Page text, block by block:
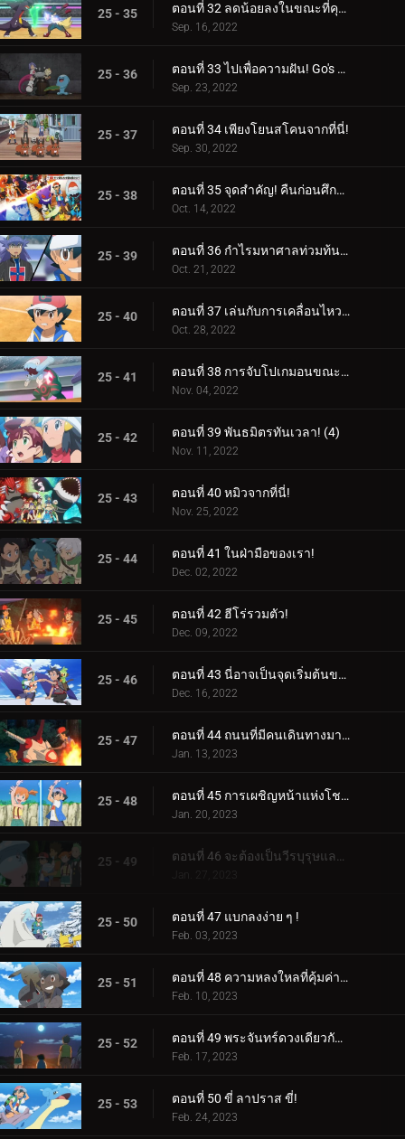
25 - 35 ตอนที่ 32 ลดน้อยลงในขณะที่คุณทำงาน! (4)
Sep. 16, 2022
25 - 36 ตอนที่ 33 ไปเพื่อความฝัน! Go's Road to Mew!!
Sep. 23, 2022
25 - 37 ตอนที่ 34 เพียงโยนสโคนจากที่นี่!
Sep. 30, 2022
25 - 38 ตอนที่ 35 จุดสำคัญ! คืนก่อนศึกตัดสิน! ซาโตชิ ปะทะ ดันเด้!!
Oct. 14, 2022
25 - 39 ตอนที่ 36 กำไรมหาศาลท่วมท้น! (1)
Oct. 21, 2022
25 - 40 ตอนที่ 37 เล่นกับการเคลื่อนไหวของคุณ! (2)
Oct. 28, 2022
25 - 41 ตอนที่ 38 การจับโปเกมอนขณะปัดป้อง! (3)
Nov. 04, 2022
25 - 42 ตอนที่ 39 พันธมิตรทันเวลา! (4)
Nov. 11, 2022
25 - 43 ตอนที่ 40 หมิวจากที่นี่!
Nov. 25, 2022
25 - 44 ตอนที่ 41 ในฝ่ามือของเรา!
Dec. 02, 2022
25 - 45 ตอนที่ 42 ฮีโร่รวมตัว!
Dec. 09, 2022
25 - 46 ตอนที่ 43 นี่อาจเป็นจุดเริ่มต้นของสิ่งที่ยิ่งใหญ่!
Dec. 16, 2022
25 - 47 ตอนที่ 44 ถนนที่มีคนเดินทางมากที่สุด!
Jan. 13, 2023
25 - 48 ตอนที่ 45 การเผชิญหน้าแห่งโชคชะตา!
Jan. 20, 2023
25 - 49
Jan. 27, 2023
25 - 50 ตอนที่ 47 แบกลงง่าย ๆ !
Feb. 03, 2023
25 - 51 ตอนที่ 48 ความหลงใหลที่คุ้มค่าของหน่วย!
Feb. 10, 2023
25 - 52 ตอนที่ 49 พระจันทร์ดวงเดียวกัน บัดนี้และตลอดไป!
Feb. 17, 2023
25 - 53 ตอนที่ 50 ขี่ ลาปราส ขี่!
Feb. 24, 2023